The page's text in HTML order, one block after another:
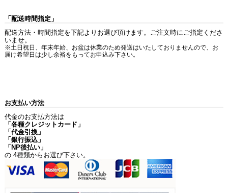
「配送時間指定」
配送方法・時間指定を下記よりお選び頂けます。ご注文時にご指定くださ
いませ。
※土日祝日、年末年始、お盆は休業のため発送はいたしておりませんので、お
届け希望日は少し余裕をもってお申込み下さい。
お支払い方法
代金のお支払方法は
「各種クレジットカード」
「代金引換」
「銀行振込」
「NP後払い」
の 4種類からお選び下さい。